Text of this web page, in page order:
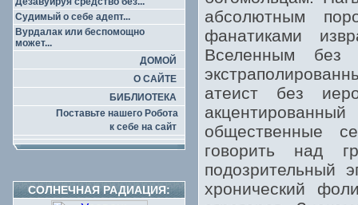
Судимый о себе адепт...
Вурдалак или беспомощно
может...
ДОМОЙ
О САЙТЕ
БИБЛИОТЕКА
Поставьте нашего Робота
к себе на сайт
СОЛНЕЧНАЯ РАДИАЦИЯ:
абсолютным
фанатиками
Вселенным без
атеист без
общественные
говорить над
подозрительный
хронический